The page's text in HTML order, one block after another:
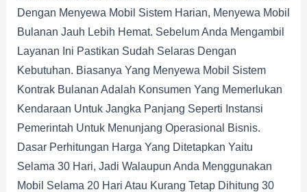
Dengan Menyewa Mobil Sistem Harian, Menyewa Mobil
Bulanan Jauh Lebih Hemat. Sebelum Anda Mengambil
Layanan Ini Pastikan Sudah Selaras Dengan
Kebutuhan. Biasanya Yang Menyewa Mobil Sistem
Kontrak Bulanan Adalah Konsumen Yang Memerlukan
Kendaraan Untuk Jangka Panjang Seperti Instansi
Pemerintah Untuk Menunjang Operasional Bisnis.
Dasar Perhitungan Harga Yang Ditetapkan Yaitu
Selama 30 Hari, Jadi Walaupun Anda Menggunakan
Mobil Selama 20 Hari Atau Kurang Tetap Dihitung 30